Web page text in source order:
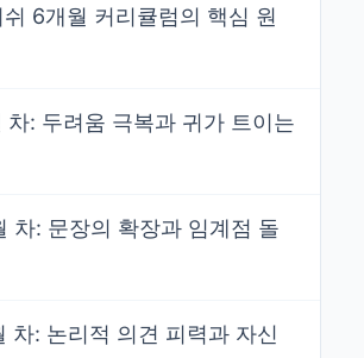
쉬 6개월 커리큘럼의 핵심 원
차: 두려움 극복과 귀가 트이는
차: 문장의 확장과 임계점 돌
차: 논리적 의견 피력과 자신